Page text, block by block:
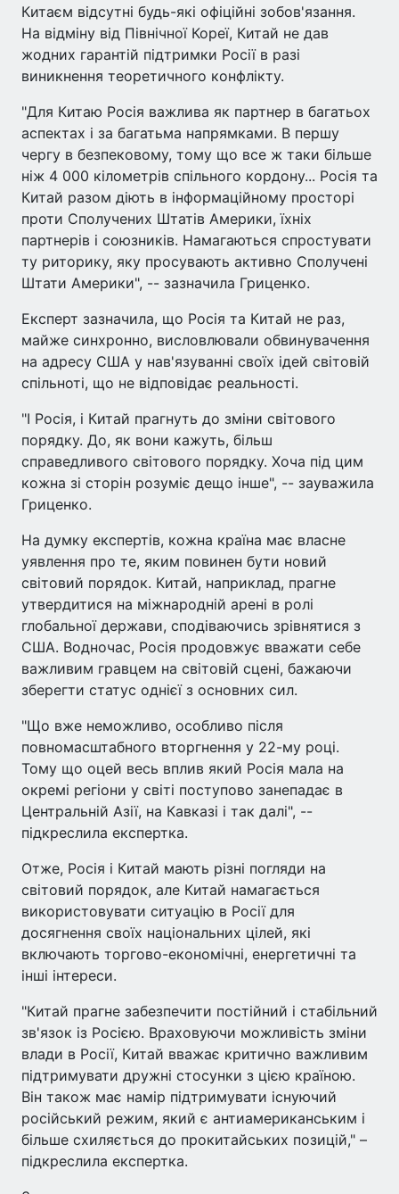
Китаєм відсутні будь-які офіційні зобов'язання.
На відміну від Північної Кореї, Китай не дав
жодних гарантій підтримки Росії в разі
виникнення теоретичного конфлікту.
"Для Китаю Росія важлива як партнер в багатьох
аспектах і за багатьма напрямками. В першу
чергу в безпековому, тому що все ж таки більше
ніж 4 000 кілометрів спільного кордону... Росія та
Китай разом діють в інформаційному просторі
проти Сполучених Штатів Америки, їхніх
партнерів і союзників. Намагаються спростувати
ту риторику, яку просувають активно Сполучені
Штати Америки", -- зазначила Гриценко.
Експерт зазначила, що Росія та Китай не раз,
майже синхронно, висловлювали обвинувачення
на адресу США у нав'язуванні своїх ідей світовій
спільноті, що не відповідає реальності.
"І Росія, і Китай прагнуть до зміни світового
порядку. До, як вони кажуть, більш
справедливого світового порядку. Хоча під цим
кожна зі сторін розуміє дещо інше", -- зауважила
Гриценко.
На думку експертів, кожна країна має власне
уявлення про те, яким повинен бути новий
світовий порядок. Китай, наприклад, прагне
утвердитися на міжнародній арені в ролі
глобальної держави, сподіваючись зрівнятися з
США. Водночас, Росія продовжує вважати себе
важливим гравцем на світовій сцені, бажаючи
зберегти статус однієї з основних сил.
"Що вже неможливо, особливо після
повномасштабного вторгнення у 22-му році.
Тому що оцей весь вплив який Росія мала на
окремі регіони у світі поступово занепадає в
Центральній Азії, на Кавказі і так далі", --
підкреслила експертка.
Отже, Росія і Китай мають різні погляди на
світовий порядок, але Китай намагається
використовувати ситуацію в Росії для
досягнення своїх національних цілей, які
включають торгово-економічні, енергетичні та
інші інтереси.
"Китай прагне забезпечити постійний і стабільний
зв'язок із Росією. Враховуючи можливість зміни
влади в Росії, Китай вважає критично важливим
підтримувати дружні стосунки з цією країною.
Він також має намір підтримувати існуючий
російський режим, який є антиамериканським і
більше схиляється до прокитайських позицій," –
підкреслила експертка.